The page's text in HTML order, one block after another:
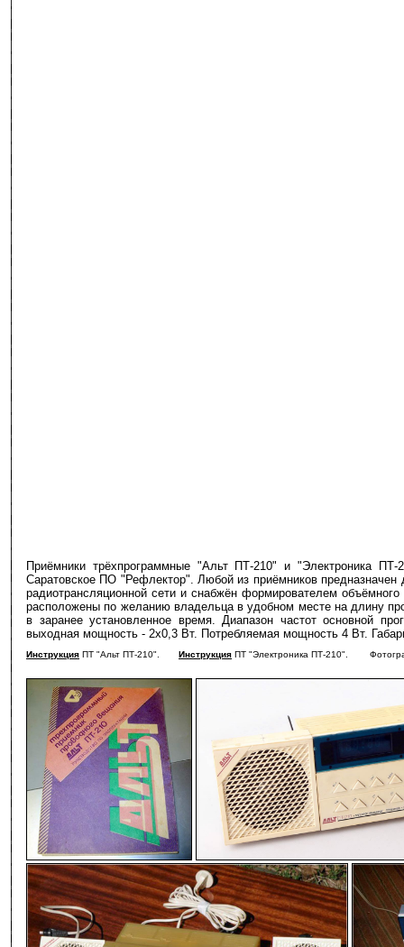
Приёмники трёхпрограммные "Альт ПТ-210" и "Электроника
Саратовское ПО "Рефлектор". Любой из приёмников
радиотрансляционной сети и снабжён формирователем
расположены по желанию владельца в удобном месте на длину
в заранее установленное время. Диапазон частот основной
выходная мощность - 2х0,3 Вт. Потребляемая мощность 4 Вт.
Инструкция ПТ "Альт ПТ-210". Инструкция ПТ "Электроника ПТ-210".